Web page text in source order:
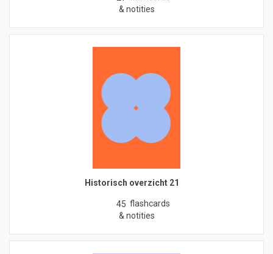
& notities
Historisch overzicht 21
45 flashcards
& notities